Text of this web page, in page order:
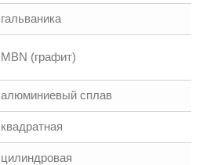
гальваника
MBN (графит)
алюминиевый сплав
квадратная
цилиндровая